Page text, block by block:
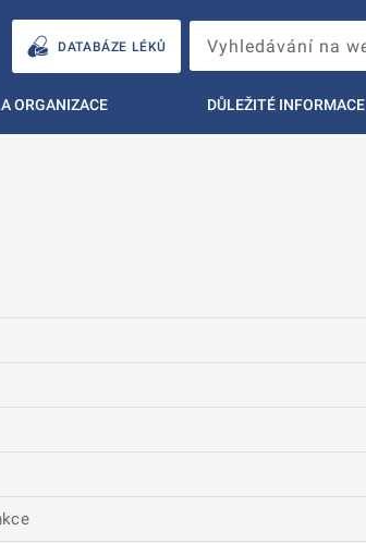
DATABÁZE LÉKŮ
ORGANIZACE DŮLEŽITÉ INFORMACE